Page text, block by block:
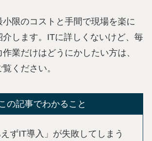
限のコストと手間で現場を楽に
します。ITに詳しくないけど、毎
業だけはどうにかしたい方は、
ください。
の記事でわかること
えずIT導入」が失敗してしまう